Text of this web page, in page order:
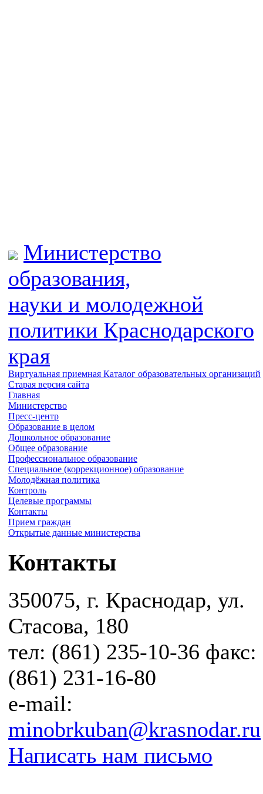
Министерство
образования,
науки и молодежной
политики Краснодарского
края
Виртуальная приемная Каталог образовательных организаций
Старая версия сайта
Главная
Министерство
Пресс-центр
Образование в целом
Дошкольное образование
Общее образование
Профессиональное образование
Специальное (коррекционное) образование
Молодёжная политика
Контроль
Целевые программы
Контакты
Прием граждан
Открытые данные министерства
Контакты
350075, г. Краснодар, ул.
Стасова, 180
тел: (861) 235-10-36 факс:
(861) 231-16-80
e-mail:
minobrkuban@krasnodar.ru
Написать нам письмо